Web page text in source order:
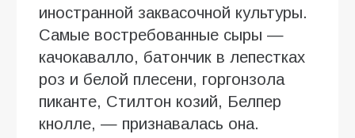
иностранной заквасочной культуры.
Самые востребованные сыры —
качокавалло, батончик в лепестках
роз и белой плесени, горгонзола
пиканте, Стилтон козий, Белпер
кнолле, — признавалась она.